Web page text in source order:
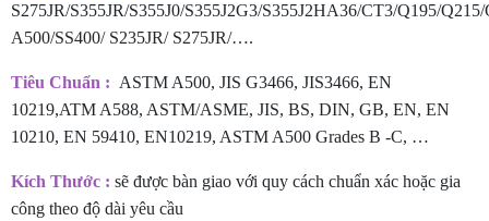
S275JR/S355JR/S355J0/S355J2G3/S355J2HA36/CT3/Q195/
A500/SS400/ S235JR/ S275JR/….
Tiêu Chuẩn : ASTM A500, JIS G3466, JIS3466, EN
10219,ATM A588, ASTM/ASME, JIS, BS, DIN, GB, EN, EN
10210, EN 59410, EN10219, ASTM A500 Grades B -C, …
Kích Thước : sẽ được bàn giao với quy cách chuẩn xác hoặc gia
công theo độ dài yêu cầu